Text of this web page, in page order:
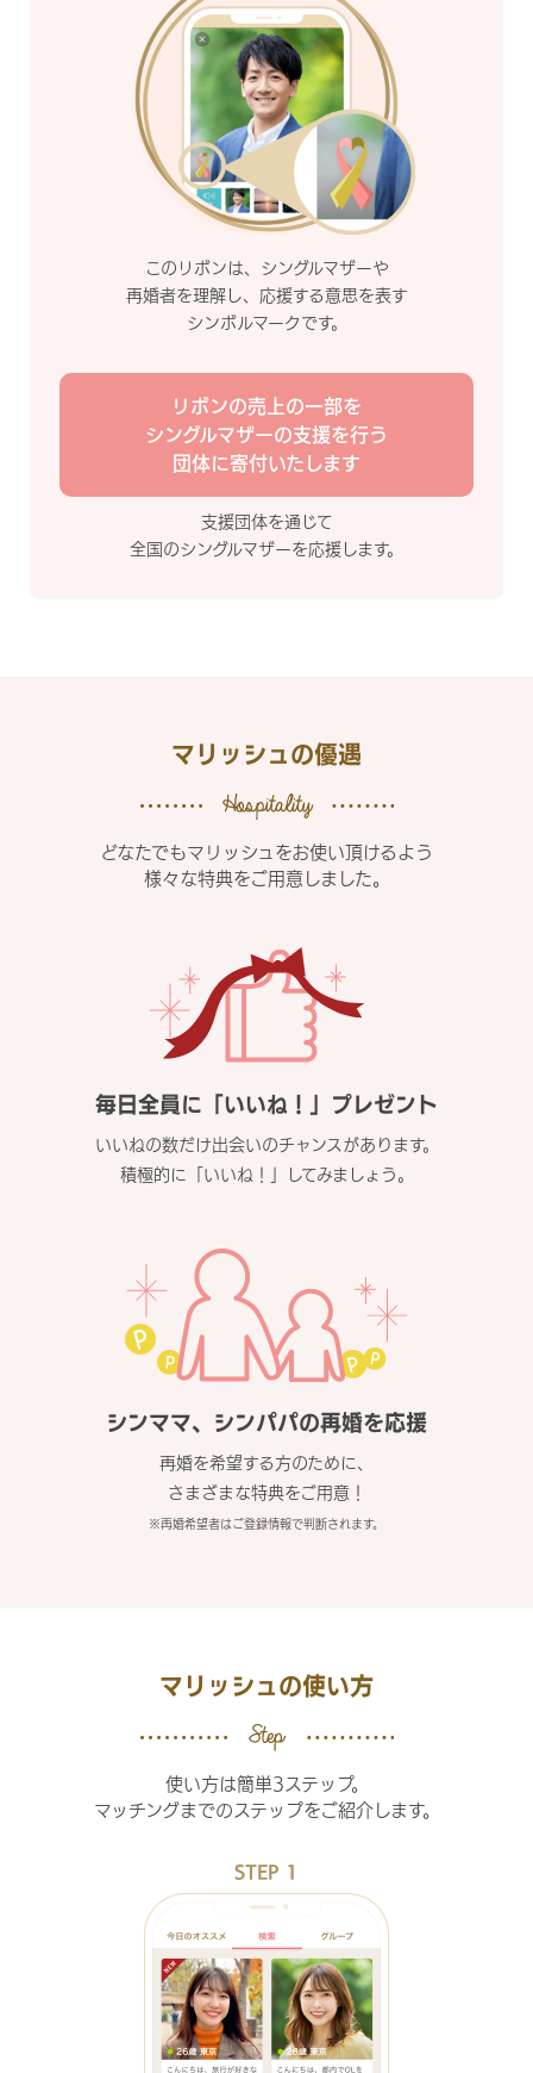
このリボンは、シングルマザーや
再婚者を理解し、応援する意思を表す
シンボルマークです。
リボンの売上の一部を
シングルマザーの支援を行う
団体に寄付いたします
支援団体を通じて
全国のシングルマザーを応援します。
マリッシュの優遇
どなたでもマリッシュをお使い頂けるよう
様々な特典をご用意しました。
毎日全員に「いいね！」プレゼント
いいねの数だけ出会いのチャンスがあります。
積極的に「いいね！」してみましょう。
シンママ、シンパパの再婚を応援
再婚を希望する方のために、
さまざまな特典をご用意！
※再婚希望者はご登録情報で判断されます。
マリッシュの使い方
使い方は簡単3ステップ。
マッチングまでのステップをご紹介します。
STEP 1